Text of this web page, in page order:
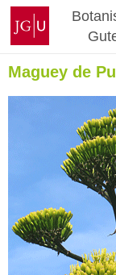
Zum
Inhalt
springen
Johannes
Gutenberg-
Universität
Mainz
Maguey de